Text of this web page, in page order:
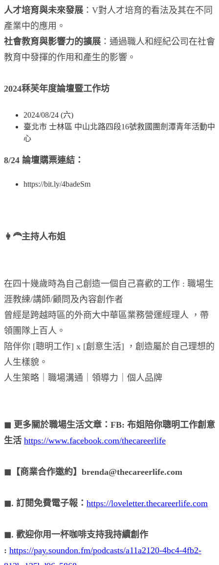
人才培育與未來發展 ：V對人才培育的看法及其在不同
產業中的應用。
社會教育與影響力的擴展 ：通過職人和經紀公司在社會
教育中發揮的作用和產生的影響。
2024秝芙年度論壇暨工作坊
2024/08/24 (六)
臺北市 士林區 中山北路四段16號救國團劍潭青年活動中
心
8/24 論壇購票連結：
https://bit.ly/4badeSm
👩‍🦰主持人布姐
在四十幾歲時為自己創造一個自己喜歡的工作 : 職場生
涯教練/講師/顧問及內容創作者
曾經是跨越時區的外商大中華區業務營運經理人 ，帶
領團隊上百人。
陪伴你 [聰明工作] x [創意生活] ，創造屬於自己理想的
人生樣貌。
人生策略｜職場溝通｜領導力｜個人品牌
◼︎ 更多關於職場生活文章：FB: 布姐陪你聰明工作創意
生活 https://www.facebook.com/thecareerlife
◼︎【商業合作邀約】brenda@thecareerlife.com
◼︎. 訂閱免費電子報： https://loveletter.thecareerlife.com
◼︎. 歡迎你用一杯咖啡支持我持續創作
: https://pay.soundon.fm/podcasts/a11a2120-4bc4-4fb2-